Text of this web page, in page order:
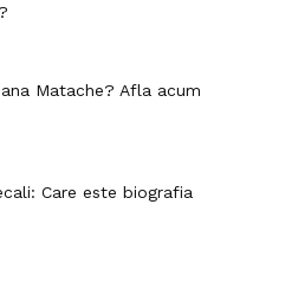
Matache? Afla acum
Care este biografia